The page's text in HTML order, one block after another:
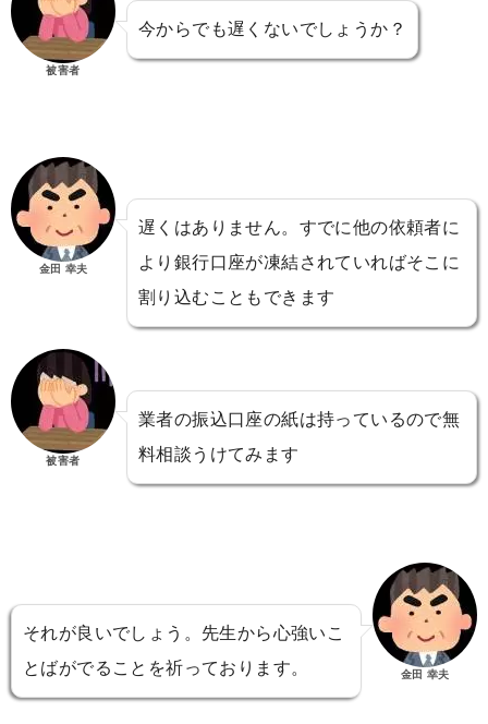
被害者
今からでも遅くないでしょうか？
金田 幸夫
遅くはありません。すでに他の依頼者に
より銀行口座が凍結されていればそこに
割り込むこともできます
被害者
業者の振込口座の紙は持っているので無
料相談うけてみます
それが良いでしょう。先生から心強いこ
とばがでることを祈っております。
金田 幸夫